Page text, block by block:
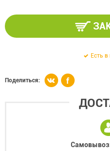
Есть
Поделиться: